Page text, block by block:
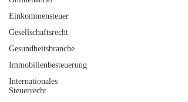
Einkommensteuer
Gesellschaftsrecht
Gesundheitsbranche
Immobilienbesteuerung
Internationales
Steuerrecht